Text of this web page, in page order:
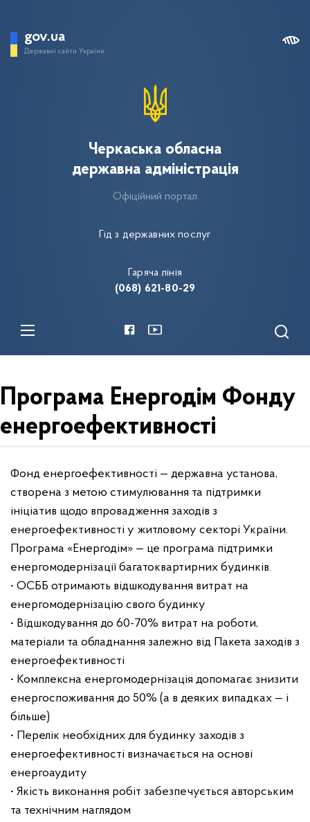
gov.ua
Державні сайти України
Гід з державних послуг
Черкаська обласна
державна адміністрація
Офіційний портал
Гаряча лінія
(068) 621-80-29
Програма Енергодім Фонду
енергоефективності
Фонд енергоефективності — державна установа,
створена з метою стимулювання та підтримки
ініціатив щодо впровадження заходів з
енергоефективності у житловому секторі України.
Програма «Енергодім» — це програма підтримки
енергомодернізації багатоквартирних будинків.
• ОСББ отримають відшкодування витрат на
енергомодернізацію свого будинку
• Відшкодування до 60-70% витрат на роботи,
матеріали та обладнання залежно від Пакета заходів з
енергоефективності
• Комплексна енергомодернізація допомагає знизити
енергоспоживання до 50% (а в деяких випадках — і
більше)
• Перелік необхідних для будинку заходів з
енергоефективності визначається на основі
енергоаудиту
• Якість виконання робіт забезпечується авторським
та технічним наглядом